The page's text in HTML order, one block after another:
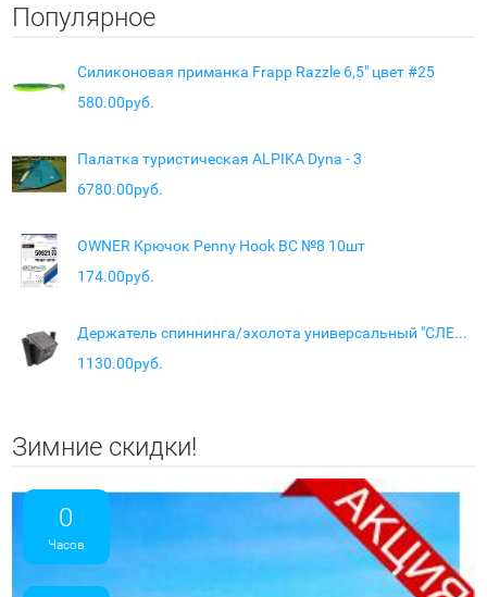
Популярное
Силиконовая приманка Frapp Razzle 6,5" цвет #25
580.00руб.
Палатка туристическая ALPIKA Dyna - 3
6780.00руб.
OWNER Крючок Penny Hook BC №8 10шт
174.00руб.
Держатель спиннинга/эхолота универсальный "СЛЕДОПЫТ"
1130.00руб.
Зимние скидки!
0
Часов